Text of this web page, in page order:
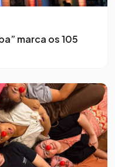
marca os 105